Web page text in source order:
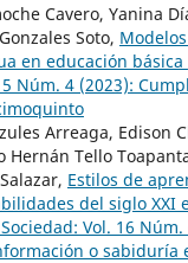
Cavero, Yanina
Soto,
en educación básica
Núm. 4 (2023):
Arreaga, Edison
Hernán Tello
Estilos de
del siglo XXI
Vol. 16 Núm.
o sabiduría